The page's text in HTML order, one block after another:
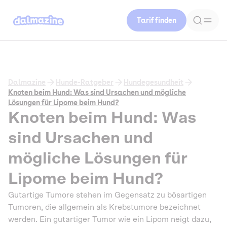
Tarif finden
Dalmazine Hunde-Ratgeber
Hundegesundheit
Knoten beim Hund: Was sind Ursachen und mögliche
Lösungen für Lipome beim Hund?
Knoten beim Hund: Was
sind Ursachen und
mögliche Lösungen für
Lipome beim Hund?
Gutartige Tumore stehen im Gegensatz zu bösartigen
Tumoren, die allgemein als Krebstumore bezeichnet
werden. Ein gutartiger Tumor wie ein Lipom neigt dazu,